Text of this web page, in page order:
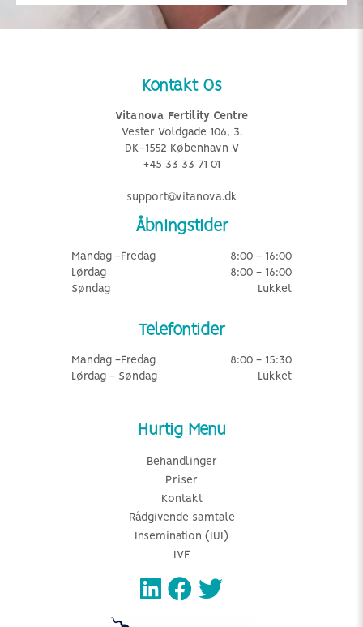
Kontakt Os
Vitanova Fertility Centre
Vester Voldgade 106, 3.
DK-1552 København V
+45 33 33 71 01
support@vitanova.dk
Åbningstider
Mandag -Fredag
8:00 - 16:00
Lørdag
8:00 - 16:00
Søndag
Lukket
Telefontider
Mandag -Fredag
8:00 - 15:30
Lørdag - Søndag
Lukket
Hurtig Menu
Behandlinger
Priser
Kontakt
Rådgivende samtale
Insemination (IUI)
IVF